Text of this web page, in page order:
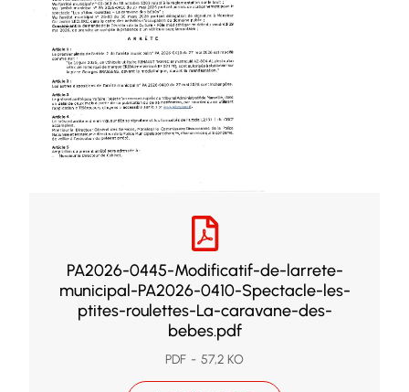
PA2026-0445-Modificatif-de-larrete-
municipal-PA2026-0410-Spectacle-les-
ptites-roulettes-La-caravane-des-
bebes.pdf
PDF 57,2 KO